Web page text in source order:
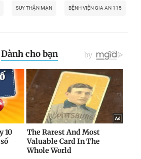
SUY THẬN MẠN BỆNH VIỆN GIA AN 115